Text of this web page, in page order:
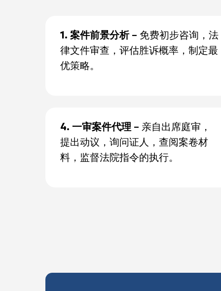
1. 案件前景分析– 免费初步咨询，法
律文件审查，评估胜诉概率，制定最
优策略。
4. 一审案件代理 – 亲自出席庭审，
提出动议，询问证人，查阅案卷材
料，监督法院指令的执行。